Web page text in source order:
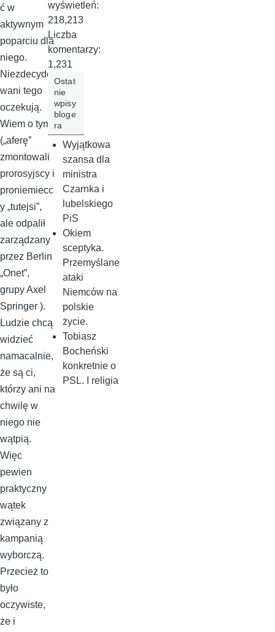
ć w
aktywnym
poparciu dla
niego.
Niezdecydo
wani tego
oczekują.
Wiem o tym.
(„aferę”
zmontowali
prorosyjscy i
proniemiecc
y „tutejsi”,
ale odpalił
zarządzany
przez Berlin
„Onet”,
grupy Axel
Springer ).
Ludzie chcą
widzieć
namacalnie,
że są ci,
którzy ani na
chwilę w
niego nie
wątpią.
Więc
pewien
praktyczny
wątek
związany z
kampanią
wyborczą.
Przecież to
było
oczywiste,
że i
wyświetleń:
218,213
Liczba
komentarzy:
1,231
Ostat
nie
wpisy
bloge
ra
Wyjątkowa
szansa dla
ministra
Czarnka i
lubelskiego
PiS
Okiem
sceptyka.
Przemyślane
ataki
Niemców na
polskie
życie.
Tobiasz
Bocheński
konkretnie o
PSL. I religia